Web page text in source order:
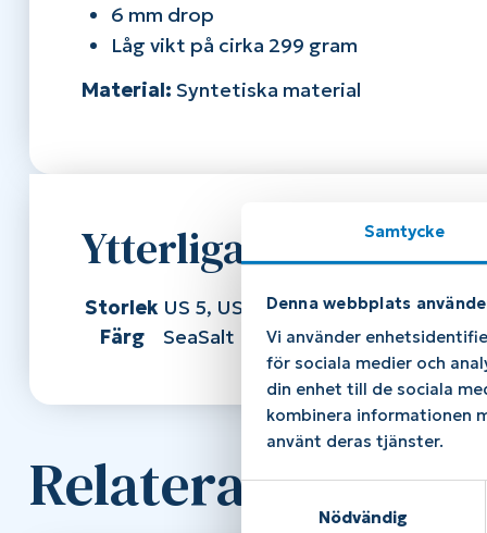
Samtycke
Denna webbplats
Vi använder
för sociala medier och
din enhet till de sociala
kombinera informationen
använt deras tjänster.
S
Nödvändig
6 mm drop
Låg vikt på cirka 299 gram
Material: Syntetiska material
Ytterligare
Storlek US 5, US 5,5, US 6, US 6,5, US 7,
Färg
SeaSalt
Relaterade